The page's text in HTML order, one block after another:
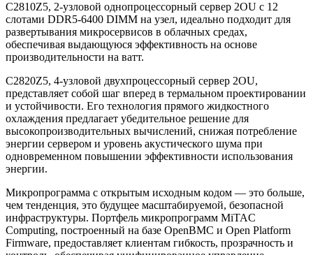
C2810Z5, 2-узловой однопроцессорный сервер 2OU с 12
слотами DDR5-6400 DIMM на узел, идеально подходит для
развертывания микросервисов в облачных средах,
обеспечивая выдающуюся эффективность на основе
производительности на ватт.
C2820Z5, 4-узловой двухпроцессорный сервер 2OU,
представляет собой шаг вперед в термальном проектировании
и устойчивости. Его технология прямого жидкостного
охлаждения предлагает убедительное решение для
высокопроизводительных вычислений, снижая потребление
энергии сервером и уровень акустического шума при
одновременном повышении эффективности использования
энергии.
Микропрограмма с открытым исходным кодом — это больше,
чем тенденция, это будущее масштабируемой, безопасной
инфраструктуры. Портфель микропрограмм MiTAC
Computing, построенный на базе OpenBMC и Open Platform
Firmware, предоставляет клиентам гибкость, прозрачность и